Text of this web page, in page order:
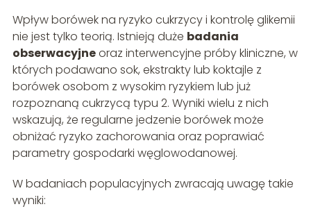
Wpływ borówek na ryzyko cukrzycy i kontrolę glikemii
nie jest tylko teorią. Istnieją duże badania
obserwacyjneoraz interwencyjne próby kliniczne, w
których podawano sok, ekstrakty lub koktajle z
borówek osobom z wysokim ryzykiem lub już
rozpoznaną cukrzycą typu 2. Wyniki wielu z nich
wskazują, że regularne jedzenie borówek może
obniżać ryzyko zachorowania oraz poprawiać
parametry gospodarki węglowodanowej.
W badaniach populacyjnych zwracają uwagę takie
wyniki: